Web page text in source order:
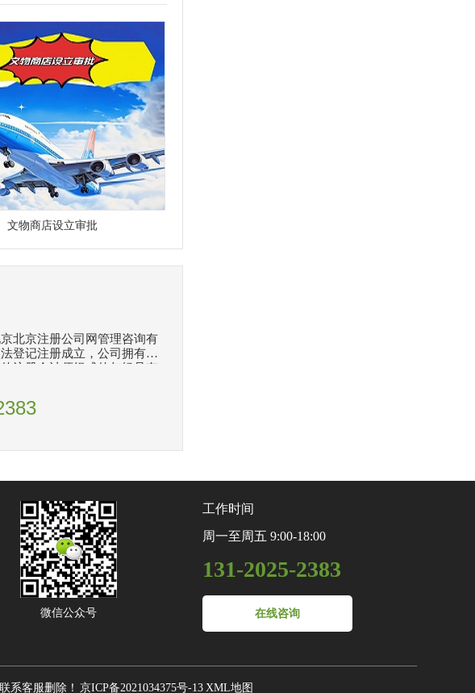
文物商店设立审批
北京注册公司网管理咨询有
登记注册成立，公司拥有多
注册会计师组成的年轻且有
高、提供全程代理的综合性
务水平和认真严谨的工作
与渠道支持，为投资者提供
助促进企业与政府各部门之
微信公众号
工作时间
周一至周五 9:00-18:00
131-2025-2383
在线咨询
联系客服删除！京ICP备2021034375号-13 XML地图